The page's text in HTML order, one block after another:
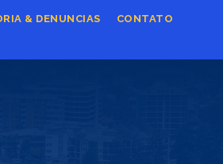
& DENUNCIAS CONTATO